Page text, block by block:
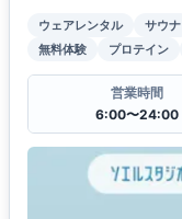
ウェアレンタル サウナ
無料体験
プロテイン
営業時間
6:00〜24:00